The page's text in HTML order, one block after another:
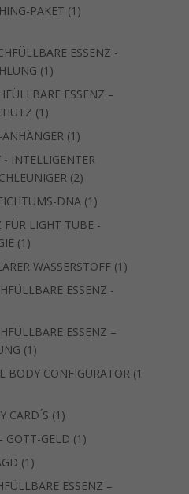
Produkt
PAKET 1 1
ESSENZ -
1 1
Produkt
ESSENZ –
1 1
Produkt
1 1
Produkt
INTELLIGENTER
22
Produkte
DNA 1 1
Produkt
FÜR LIGHT TUBE -
1 1
Produkt
WASSERSTOFF 1 1
ESSENZ -
ESSENZ –
1 1
Produkt
BODY CONFIGURATOR 1
CARD ́S 1 1
Produkt
GOTT-GELD 1 1
1 1
ProduktESSENZ –